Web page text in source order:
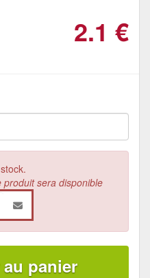
2.1 €
produit sera disponible
panier